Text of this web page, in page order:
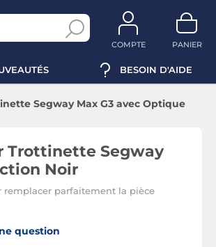
COMPTE PANIER
BESOIN D'AIDE
Segway Max G3 avec Optique
Trottinette Segway
Noir
remplacer parfaitement la pièce
question